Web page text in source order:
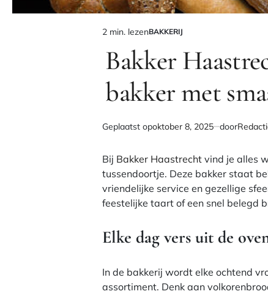
Geschatte
leestijd
2 min. lezenGEPLAATST
BAKKERIJ
Bakker
bakker met
Geplaatst opoktober 8, 2025 door
Bij Bakker Haastrecht vind je alles
tussendoortje. Deze bakker staat
vriendelijke service en gezellige
feestelijke taart of een snel belegd
Elke dag vers uit de
In de bakkerij wordt elke ochtend
assortiment. Denk aan